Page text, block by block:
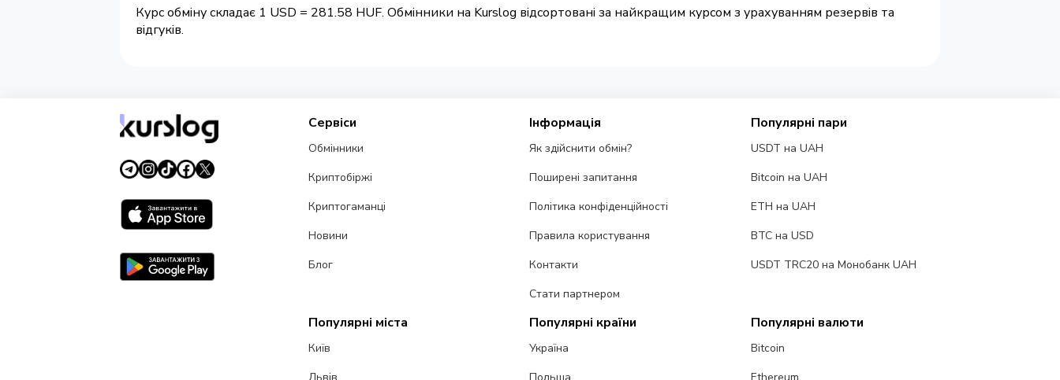
Курс обміну складає 1 USD = 281.58 HUF. Обмінники на Kurslog відсортовані за найкращим курсом з урахуванням резервів та
відгуків.
Сервіси
Обмінники
Криптобіржі
Криптогаманці
Новини
Блог
Інформація
Як здійснити обмін?
Поширені запитання
Політика конфіденційності
Правила користування
Контакти
Стати партнером
Популярні пари
USDT на UAH
Bitcoin на UAH
ETH на UAH
BTC на USD
USDT TRC20 на Монобанк UAH
Популярні міста
Київ
Популярні країни
Україна
Популярні валюти
Bitcoin